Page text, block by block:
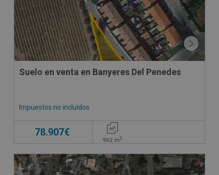
Suelo en venta en Banyeres Del Penedes
Impuestos no incluidos
78.907€
962 m2